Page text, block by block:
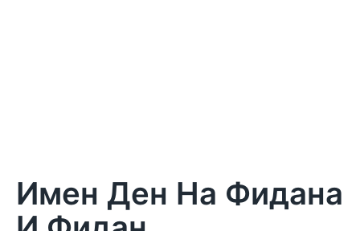
Имен Ден На Фидана